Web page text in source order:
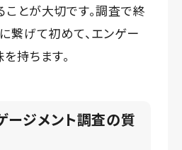
とが大切です。調査で終
繋げて初めて、エンゲー
持ちます。
ージメント調査の質